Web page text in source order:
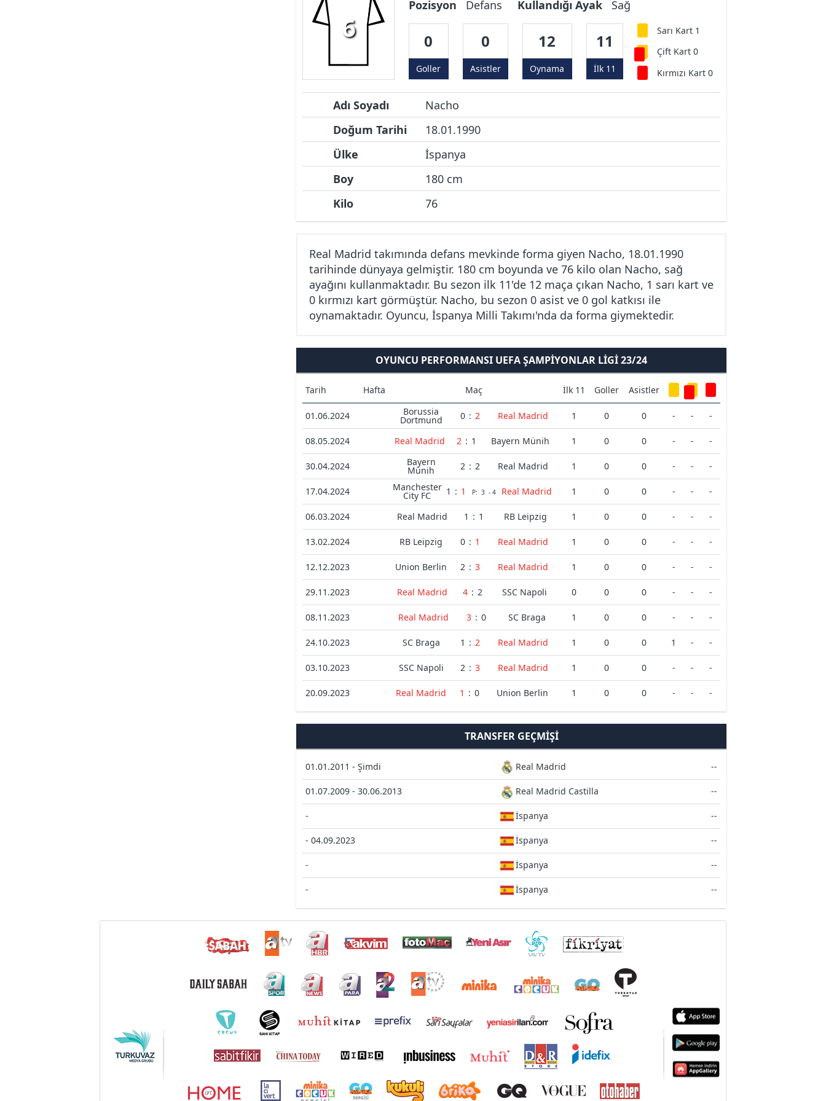
6
Pozisyon Defans Kullandığı Ayak Sağ
0
Goller
0
Asistler
12
Oynama
11
İlk 11
Sarı Kart 1
Çift Kart 0
Kırmızı Kart 0
Adı Soyadı
Nacho
Doğum Tarihi
18.01.1990
Ülke
İspanya
Boy
180 cm
Kilo
76
Real Madrid takımında defans mevkinde forma giyen Nacho, 18.01.1990
tarihinde dünyaya gelmiştir. 180 cm boyunda ve 76 kilo olan Nacho, sağ
ayağını kullanmaktadır. Bu sezon ilk 11'de 12 maça çıkan Nacho, 1 sarı kart ve
0 kırmızı kart görmüştür. Nacho, bu sezon 0 asist ve 0 gol katkısı ile
oynamaktadır. Oyuncu, İspanya Milli Takımı'nda da forma giymektedir.
OYUNCU PERFORMANSI UEFA ŞAMPIYONLAR LIGI 23/24
Tarih Hafta Maç İlk 11 Goller Asistler
01.06.2024 Borussia
Dortmund 0 : 2 Real Madrid 1 0 0 - - -
08.05.2024 Real Madrid 2 : 1 Bayern Münih 1 0 0 - - -
30.04.2024 Bayern
Münih 2 : 2 Real Madrid 1 0 0 - - -
17.04.2024 Manchester
City FC 1 : 1 P: 3 - 4 Real Madrid 1 0 0 - - -
06.03.2024 Real Madrid 1 : 1 RB Leipzig 1 0 0 - - -
13.02.2024 RB Leipzig 0 : 1 Real Madrid 1 0 0 - - -
12.12.2023 Union Berlin 2 : 3 Real Madrid 1 0 0 - - -
29.11.2023 Real Madrid 4 : 2 SSC Napoli 0 0 0 - - -
08.11.2023 Real Madrid 3 : 0 SC Braga 1 0 0 - - -
24.10.2023 SC Braga 1 : 2 Real Madrid 1 0 0 1 - -
03.10.2023 SSC Napoli 2 : 3 Real Madrid 1 0 0 - - -
20.09.2023 Real Madrid 1 : 0 Union Berlin 1 0 0 - - -
TRANSFER GEÇMIŞI
01.01.2011 - Şimdi Real Madrid --
01.07.2009 - 30.06.2013 Real Madrid Castilla --
- İspanya --
- 04.09.2023 İspanya --
- İspanya --
- İspanya --